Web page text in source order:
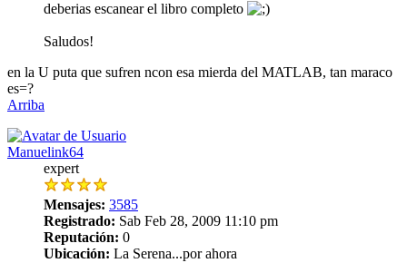
deberias escanear el libro completo
Saludos!
en la U puta que sufren ncon esa mierda del MATLAB, tan maraco
es=?
Arriba
Manuelink64
expert
Mensajes: 3585
Registrado: Sab Feb 28, 2009 11:10 pm
Reputación: 0
Ubicación: La Serena...por ahora